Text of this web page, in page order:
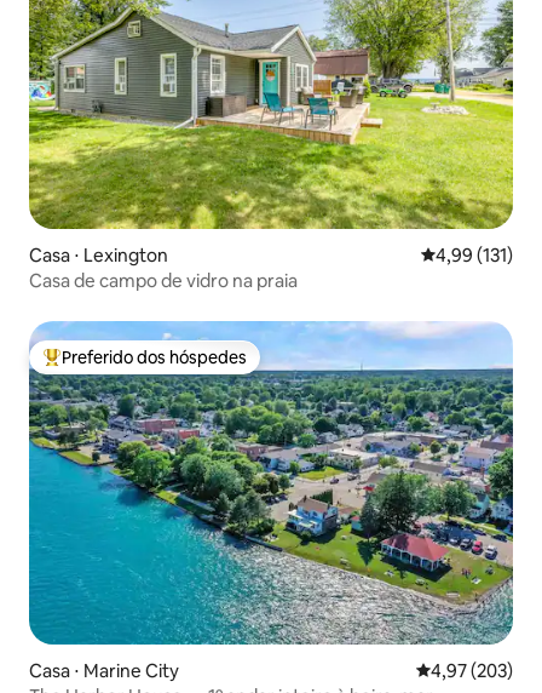
Casa ⋅ Lexington 4,99 de uma
4,99 (131)
Casa de campo de vidro na praia
Entre os melhores preferidos dos hóspedes
Preferido dos hóspedes
Casa ⋅ Marine City 4,97 de uma
4,97 (203)